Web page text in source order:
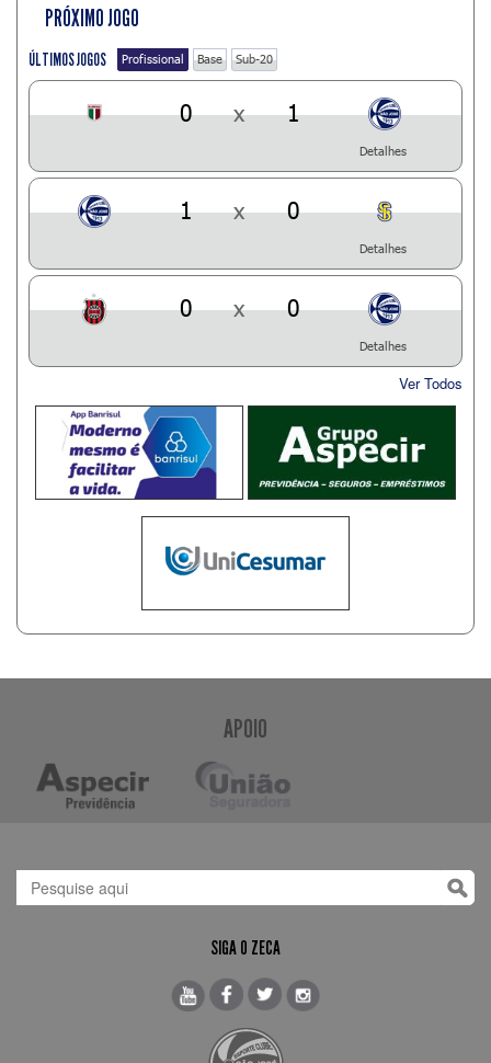
PRÓXIMO JOGO
ÚLTIMOS JOGOS Profissional Base Sub-20
0 x 1
Detalhes
1 x 0
Detalhes
0 x 0
Detalhes
Ver Todos
APOIO
SIGA O ZECA